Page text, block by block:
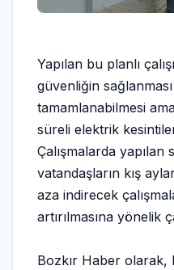
Yapılan bu planlı
güvenliğin
tamamlanabilmesi
süreli elektrik
Çalışmalarda
vatandaşların kış
aza indirecek
artırılmasına yönelik
Bozkır Haber olarak,